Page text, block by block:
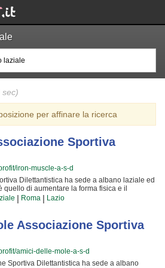
sec)
per affinare la ricerca
Sportiva
iron-muscle-a-s-d
Dilettantistica ha sede a albano laziale ed
quello di aumentare la forma fisica e il
attività sul territorio (anche per
aiutano a sviluppare le capacità motorie e
aspetto fisico per arrivare ad una maggior
anche sulla propria autostima. I loro istruttori
e si preparano costantemente partecipando
garantire la massima serenità e
risultato e il divertimento che si producono
attività davvero speciale, per cui, una volta
dimenticarla! Prova... e vedrai! Iron Muscle
| Roma | Lazio
Associazione Sportiva
amici-delle-mole-a-s-d
Sportiva Dilettantistica ha sede a albano